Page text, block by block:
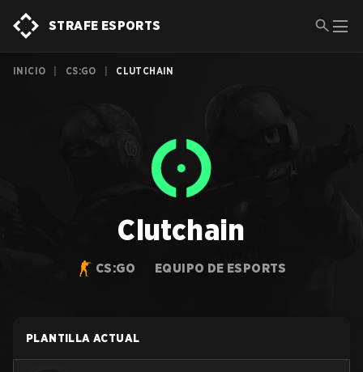
STRAFE ESPORTS
INICIO CS:GO CLUTCHAIN
Clutchain
CS:GO EQUIPO DE ESPORTS
PLANTILLA ACTUAL